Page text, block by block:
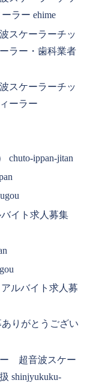
ラー ehime
スケーラーチッ
ラー・歯科業者
スケーラーチッ
ーラー
chuto-ippan-jitan
イト求人募集
ルバイト求人募
りがとうござい
ー 超音波スケー
shinjyukuku-